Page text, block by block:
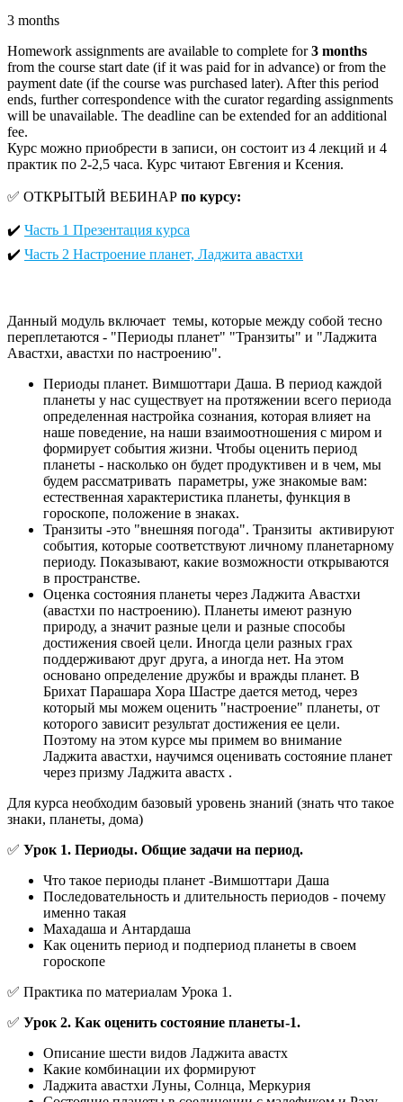
3 months
Homework assignments are available to complete for3 months
from the course start date (if it was paid for in advance) or from the
payment date (if the course was purchased later). After this period
ends, further correspondence with the curator regarding assignments
will be unavailable. The deadline can be extended for an additional
fee.
Курс можно приобрести в записи, он состоит из 4 лекций и 4
практик по 2-2,5 часа. Курс читают Евгения и Ксения.
✅ ОТКРЫТЫЙ ВЕБИНАР по курсу:
✔️ Часть 1 Презентация курса
✔️ Часть 2 Настроение планет, Ладжита авастхи
Данный модуль включает темы, которые между собой тесно
переплетаются - "Периоды планет" "Транзиты" и "Ладжита
Авастхи, авастхи по настроению".
Периоды планет. Вимшоттари Даша. В период каждой
планеты у нас существует на протяжении всего периода
определенная настройка сознания, которая влияет на
наше поведение, на наши взаимоотношения с миром и
формирует события жизни. Чтобы оценить период
планеты - насколько он будет продуктивен и в чем, мы
будем рассматривать параметры, уже знакомые вам:
естественная характеристика планеты, функция в
гороскопе, положение в знаках.
Транзиты -это "внешняя погода". Транзиты активируют
события, которые соответствуют личному планетарному
периоду. Показывают, какие возможности открываются
в пространстве.
Оценка состояния планеты через Ладжита Авастхи
(авастхи по настроению). Планеты имеют разную
природу, а значит разные цели и разные способы
достижения своей цели. Иногда цели разных грах
поддерживают друг друга, а иногда нет. На этом
основано определение дружбы и вражды планет. В
Брихат Парашара Хора Шастре дается метод, через
который мы можем оценить "настроение" планеты, от
которого зависит результат достижения ее цели.
Поэтому на этом курсе мы примем во внимание
Ладжита авастхи, научимся оценивать состояние планет
через призму Ладжита авастх .
Для курса необходим базовый уровень знаний (знать что такое
знаки, планеты, дома)
✅ Урок 1. Периоды. Общие задачи на период.
Что такое периоды планет -Вимшоттари Даша
Последовательность и длительность периодов - почему
именно такая
Махадаша и Антардаша
Как оценить период и подпериод планеты в своем
гороскопе
✅ Практика по материалам Урока 1.
✅ Урок 2. Как оценить состояние планеты-1.
Описание шести видов Ладжита авастх
Какие комбинации их формируют
Ладжита авастхи Луны, Солнца, Меркурия